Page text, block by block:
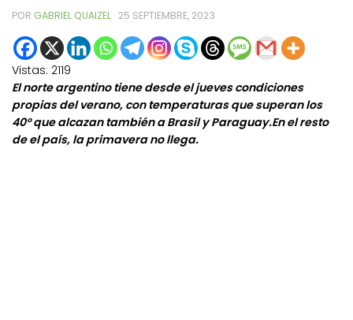
POR GABRIEL QUAIZEL · 25 SEPTIEMBRE, 2023
Vistas: 2119
El norte argentino tiene desde el jueves condiciones
propias del verano, con temperaturas que superan los
40° que alcazan también a Brasil y Paraguay.En el resto
de el país, la primavera no llega.